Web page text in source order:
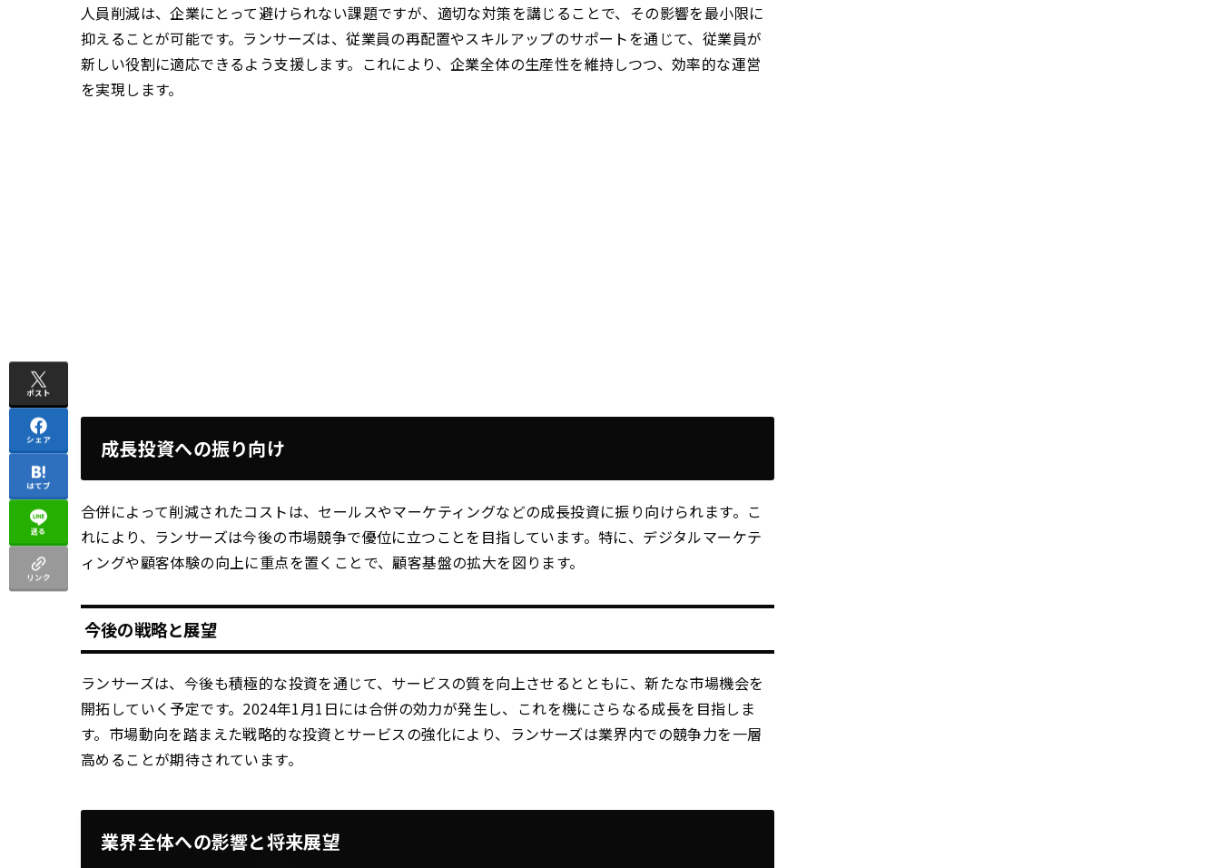
人員削減は、企業にとって避けられない課題ですが、適切な対策を講じることで、その影響を最小限に
抑えることが可能です。ランサーズは、従業員の再配置やスキルアップのサポートを通じて、従業員が
新しい役割に適応できるよう支援します。これにより、企業全体の生産性を維持しつつ、効率的な運営
を実現します。
成長投資への振り向け
合併によって削減されたコストは、セールスやマーケティングなどの成長投資に振り向けられます。こ
れにより、ランサーズは今後の市場競争で優位に立つことを目指しています。特に、デジタルマーケテ
ィングや顧客体験の向上に重点を置くことで、顧客基盤の拡大を図ります。
今後の戦略と展望
ランサーズは、今後も積極的な投資を通じて、サービスの質を向上させるとともに、新たな市場機会を
開拓していく予定です。2024年1月1日には合併の効力が発生し、これを機にさらなる成長を目指しま
す。市場動向を踏まえた戦略的な投資とサービスの強化により、ランサーズは業界内での競争力を一層
高めることが期待されています。
業界全体への影響と将来展望
ポスト
シェア
はてブ
送る
リンク